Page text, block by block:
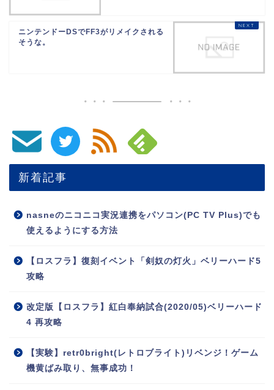
ニンテンドーDSでFF3がリメイクされる
そうな。
新着記事
nasneのニコニコ実況連携をパソコン(PC TV Plus)でも
使えるようにする方法
【ロスフラ】復刻イベント「剣奴の灯火」ベリーハード5
攻略
改定版【ロスフラ】紅白奉納試合(2020/05)ベリーハード
4 再攻略
【実験】retr0bright(レトロブライト)リベンジ！ゲーム
機黄ばみ取り、無事成功！